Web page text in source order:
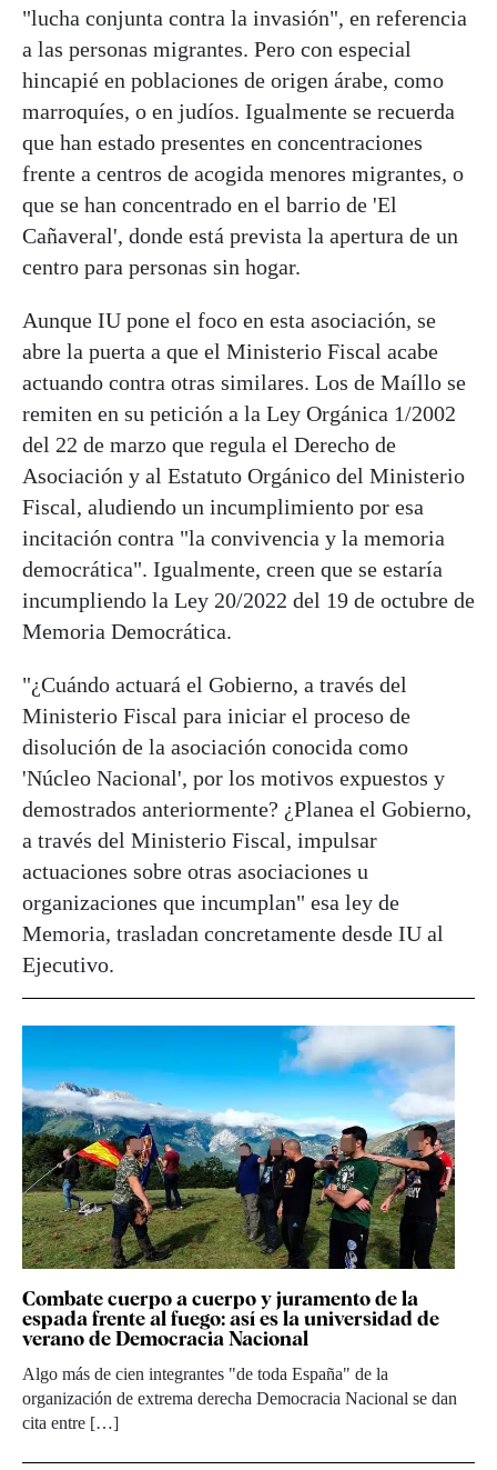
"lucha conjunta contra la invasión", en referencia
a las personas migrantes. Pero con especial
hincapié en poblaciones de origen árabe, como
marroquíes, o en judíos. Igualmente se recuerda
que han estado presentes en concentraciones
frente a centros de acogida menores migrantes, o
que se han concentrado en el barrio de 'El
Cañaveral', donde está prevista la apertura de un
centro para personas sin hogar.
Aunque IU pone el foco en esta asociación, se
abre la puerta a que el Ministerio Fiscal acabe
actuando contra otras similares. Los de Maíllo se
remiten en su petición a la Ley Orgánica 1/2002
del 22 de marzo que regula el Derecho de
Asociación y al Estatuto Orgánico del Ministerio
Fiscal, aludiendo un incumplimiento por esa
incitación contra "la convivencia y la memoria
democrática". Igualmente, creen que se estaría
incumpliendo la Ley 20/2022 del 19 de octubre de
Memoria Democrática.
"¿Cuándo actuará el Gobierno, a través del
Ministerio Fiscal para iniciar el proceso de
disolución de la asociación conocida como
'Núcleo Nacional', por los motivos expuestos y
demostrados anteriormente? ¿Planea el Gobierno,
a través del Ministerio Fiscal, impulsar
actuaciones sobre otras asociaciones u
organizaciones que incumplan" esa ley de
Memoria, trasladan concretamente desde IU al
Ejecutivo.
Combate cuerpo a cuerpo y juramento de la
espada frente al fuego: así es la universidad de
verano de Democracia Nacional
Algo más de cien integrantes "de toda España" de la
organización de extrema derecha Democracia Nacional se dan
cita entre […]